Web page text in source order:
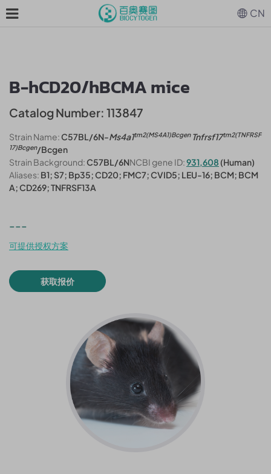
B-hCD20/hBCMA mice
Catalog Number: 113847
Strain Name:C57BL/6N-Ms4a1tm2(MS4A1)BcgenTnfrsf17tm2(TNFRSF
17)Bcgen/Bcgen
Strain Background:C57BL/6NNCBI gene ID:931,608 (Human)
Aliases: B1; S7; Bp35; CD20; FMC7; CVID5; LEU-16; BCM; BCM
A; CD269; TNFRSF13A
---
可提供授权方案
获取报价
CN